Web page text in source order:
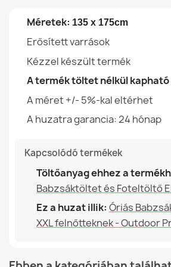
Babzsák XL huzat Gyerekeknek
Nyomatok
23 090,00 Ft
Babzsák XXL huzat üléshez - Puha
32 990,00 Ft
Szélesség
Használat
Család
Megadott referenciák
Ean13
Méretek: 135 x 175cm
Erősített varrások
Kézzel készült termék
A termék töltet nélkül kapható
A méret +/- 5%-kal eltérhet
A huzatra garancia: 24 hónap
Kapcsolódó termékek
Töltőanyag ehhez a
Babzsáktöltet és Foteltöltő
Ez a huzat illik: Óriás
XXL felnőtteknek - Outdoor